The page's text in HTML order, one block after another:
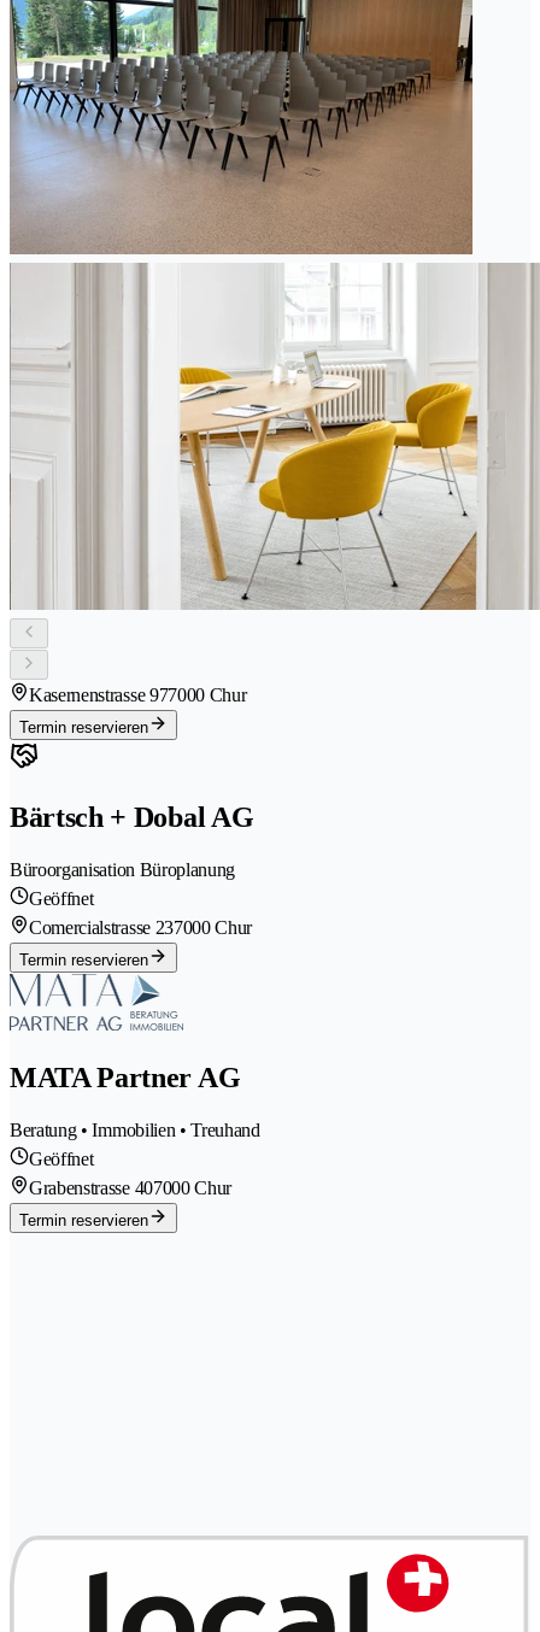
Kasernenstrasse 977000 Chur
Termin reservieren
Bärtsch + Dobal AG
Büroorganisation Büroplanung
Geöffnet
Comercialstrasse 237000 Chur
Termin reservieren
MATA Partner AG
Beratung • Immobilien • Treuhand
Geöffnet
Grabenstrasse 407000 Chur
Termin reservieren